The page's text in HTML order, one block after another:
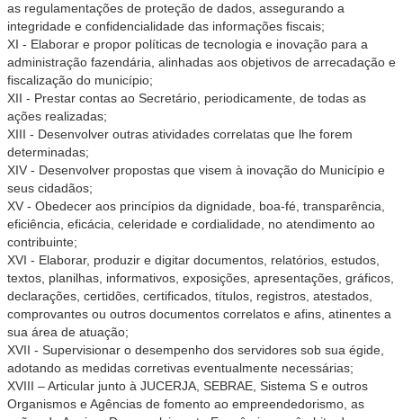
as regulamentações de proteção de dados, assegurando a
integridade e confidencialidade das informações fiscais;
XI - Elaborar e propor políticas de tecnologia e inovação para a
administração fazendária, alinhadas aos objetivos de arrecadação e
fiscalização do município;
XII - Prestar contas ao Secretário, periodicamente, de todas as
ações realizadas;
XIII - Desenvolver outras atividades correlatas que lhe forem
determinadas;
XIV - Desenvolver propostas que visem à inovação do Município e
seus cidadãos;
XV - Obedecer aos princípios da dignidade, boa-fé, transparência,
eficiência, eficácia, celeridade e cordialidade, no atendimento ao
contribuinte;
XVI - Elaborar, produzir e digitar documentos, relatórios, estudos,
textos, planilhas, informativos, exposições, apresentações, gráficos,
declarações, certidões, certificados, títulos, registros, atestados,
comprovantes ou outros documentos correlatos e afins, atinentes a
sua área de atuação;
XVII - Supervisionar o desempenho dos servidores sob sua égide,
adotando as medidas corretivas eventualmente necessárias;
XVIII – Articular junto à JUCERJA, SEBRAE, Sistema S e outros
Organismos e Agências de fomento ao empreendedorismo, as